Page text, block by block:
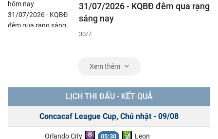
31/07/2026 - KQBĐ đêm qua rạng
sáng nay
30/7
Xem thêm
LỊCH THI ĐẤU - KẾT QUẢ
Concacaf League Cup, Chủ nhật - 09/08
Orlando City 05:30 Leon